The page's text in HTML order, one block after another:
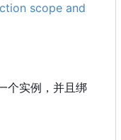
scope and
个实例，并且绑